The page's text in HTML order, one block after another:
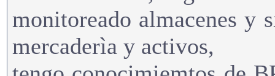
monitoreado almacenes y
mercaderìa y activos,